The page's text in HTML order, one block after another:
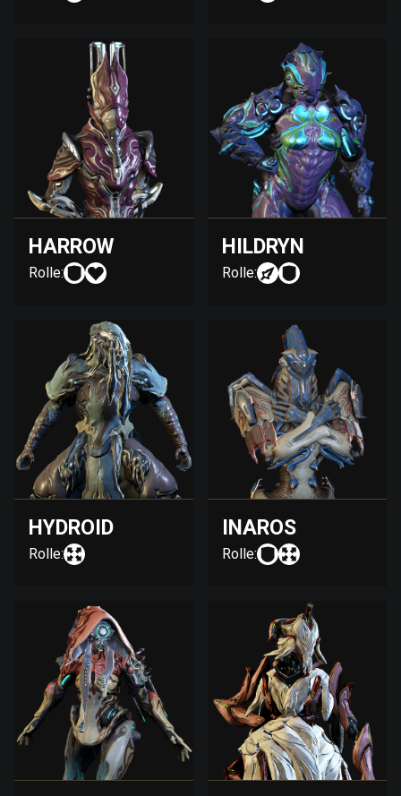
HARROW
Rolle:
HILDRYN
Rolle:
HYDROID
Rolle:
INAROS
Rolle: